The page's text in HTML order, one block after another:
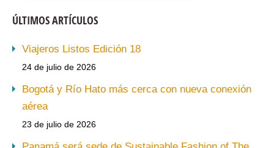
ÚLTIMOS ARTÍCULOS
Viajeros Listos Edición 18
24 de julio de 2026
Bogotá y Río Hato más cerca con nueva conexión
aérea
23 de julio de 2026